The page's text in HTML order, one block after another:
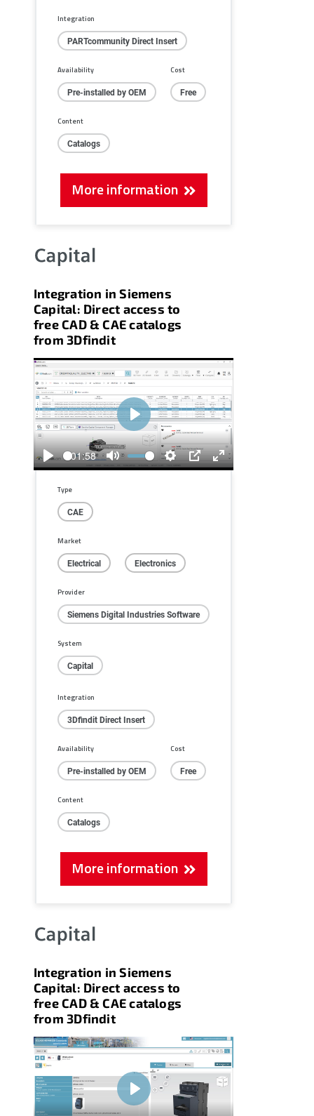
Integration
PARTcommunity Direct Insert
Availability
Pre-installed by OEM
Cost
Free
Content
Catalogs
More information
Integration in Siemens
Capital: Direct access to
free CAD & CAE catalogs
from 3Dfindit
Play
01:58
Mute
Settings
PIP
Enter
Play
Type
CAE
Market
Electrical Electronics
Provider
Siemens Digital Industries Software
System
Capital
Integration
3Dfindit Direct Insert
Availability
Pre-installed by OEM
Cost
Free
Content
Catalogs
More information
Integration in Siemens
Capital: Direct access to
free CAD & CAE catalogs
from 3Dfindit
Play